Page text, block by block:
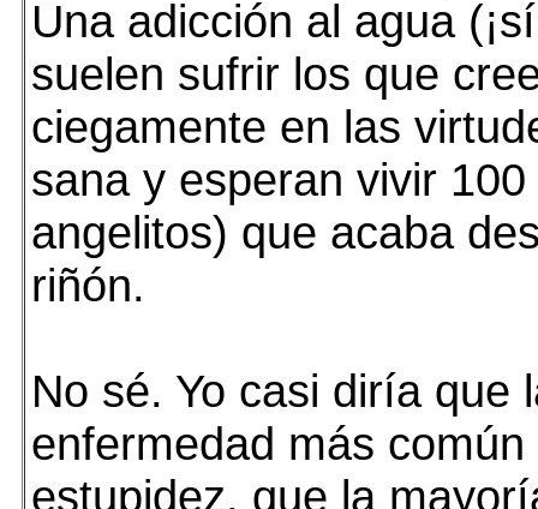
Una adicción al agua
suelen sufrir los que
ciegamente en las
sana y esperan vivir
angelitos) que acaba
riñón.
No sé. Yo casi diría que
enfermedad más común
estupidez, que la